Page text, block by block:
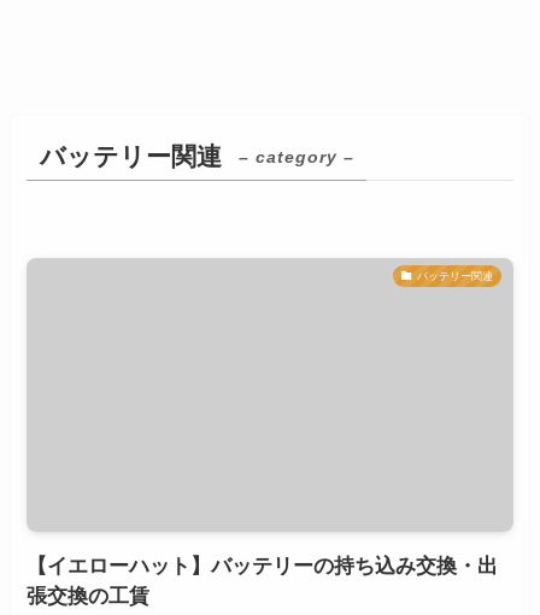
バッテリー関連 – category –
バッテリー関連
【イエローハット】バッテリーの持ち込み交換・出
張交換の工賃